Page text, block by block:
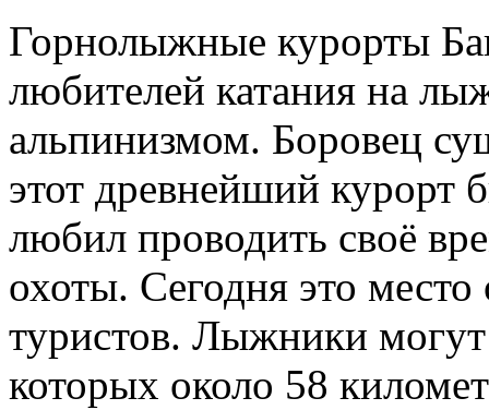
Горнолыжные курорты
любителей катания на
альпинизмом. Боровец
этот древнейший курорт
любил проводить своё
охоты. Сегодня это
туристов. Лыжники
которых около 58